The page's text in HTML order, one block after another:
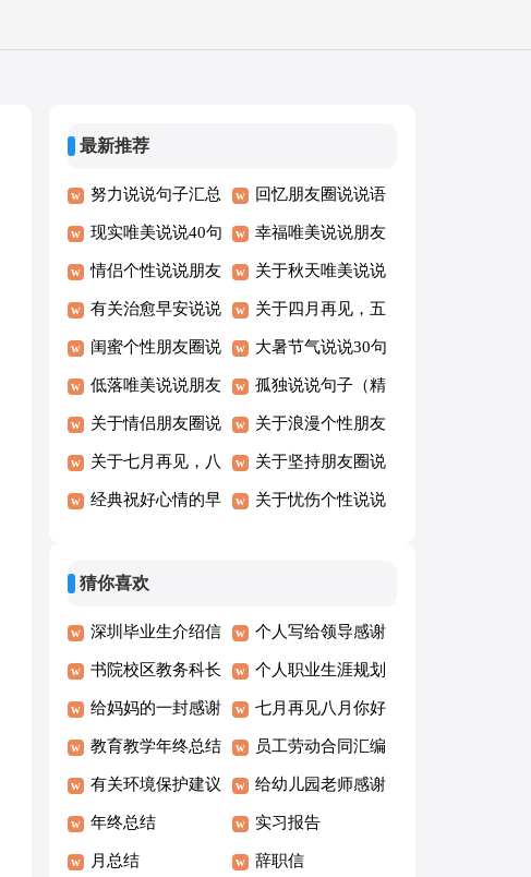
最新推荐
努力说说句子汇总
（精选80句）
回忆朋友圈说说语
录大全100句
现实唯美说说40句
精选
幸福唯美说说朋友
圈（通用80句）
情侣个性说说朋友
圈大全80句
关于秋天唯美说说
朋友圈（通用30
句）
有关治愈早安说说
（通用30句）
关于四月再见，五
月你好唯美语录说
说大全（精选70
句）
闺蜜个性朋友圈说
说（通用40句）
大暑节气说说30句
低落唯美说说朋友
圈（精选30句）
孤独说说句子（精
选30句）
关于情侣朋友圈说
说大全70句精选
关于浪漫个性朋友
圈说说语录汇总
100句
关于七月再见，八
月你好唯美语录说
句）
关于坚持朋友圈说
说句子90句精选
经典祝好心情的早 关于忧伤个性说说
猜你喜欢
深圳毕业生介绍信 个人写给领导感谢
信范文
书院校区教务科长
竞聘演讲稿
个人职业生涯规划
14篇
给妈妈的一封感谢
信汇编九篇
七月再见八月你好
的话语（精选100
句）
教育教学年终总结 员工劳动合同汇编
15篇
有关环境保护建议
书汇总【15篇】
给幼儿园老师感谢
信
年终总结 实习报告
月总结 辞职信